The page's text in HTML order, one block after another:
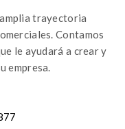
trayectoria
Contamos
le ayudará a crear y
empresa.